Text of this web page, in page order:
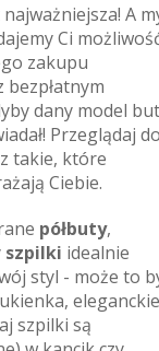
A
Ci
zakupu
dany model
Przeglądaj do
takie, które
Ciebie.
półbuty,
szpilki idealnie
styl - może to
eleganckie
szpilki są